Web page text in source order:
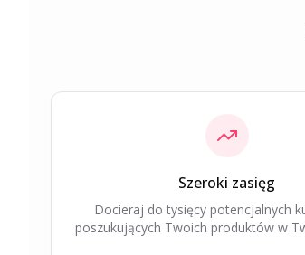
Szeroki zasięg
Docieraj do tysięcy potencjalnych
poszukujących Twoich produktów w